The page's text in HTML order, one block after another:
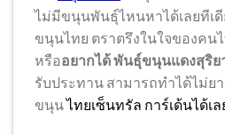
ไม่มีขนุนพันธุ์ไหนหาได้เลยทีเดี
ขนุนไทย ตราตรึงในใจของคน
หรืออยากได้ พันธุ์ขนุนแดงสุริ
รับประทาน สามารถทำได้ไม่ย
ขนุนไทยเซ็นทรัล การ์เด้นได้เล